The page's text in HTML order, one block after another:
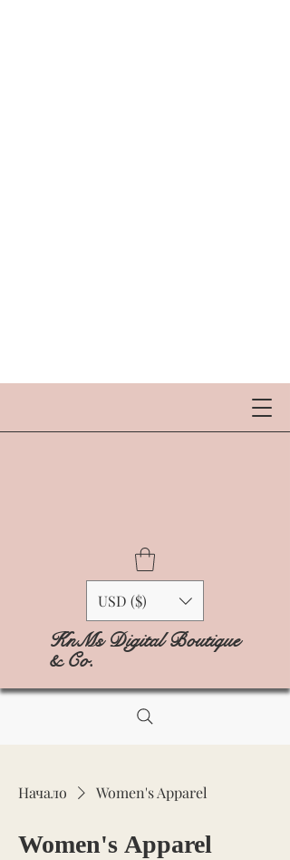
USD ($)
KnMs Digital Boutique
& Co.
Начало Women's Apparel
Women's Apparel